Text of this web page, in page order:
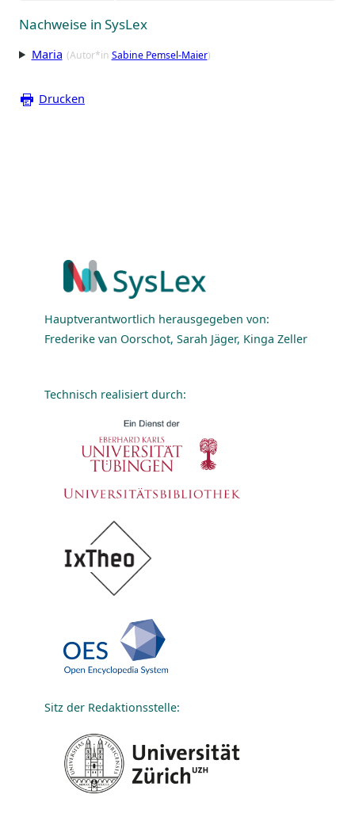
Nachweise in SysLex
Maria (Autor*in Sabine Pemsel-Maier)
Drucken
Hauptverantwortlich herausgegeben von:
Frederike van Oorschot, Sarah Jäger, Kinga Zeller
Technisch realisiert durch:
Sitz der Redaktionsstelle: